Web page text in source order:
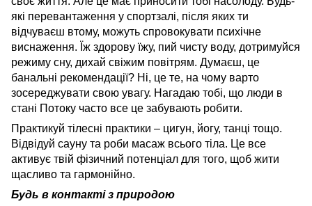
які перевантаження у спортзалі, після яких ти
відчуваєш втому, можуть спровокувати психічне
виснаження. Їж здорову їжу, пий чисту воду, дотримуйся
режиму сну, дихай свіжим повітрям. Думаєш, це
банальні рекомендації? Ні, це те, на чому варто
зосереджувати свою увагу. Нагадаю тобі, що люди в
стані Потоку часто все це забувають робити.
Практикуй тілесні практики – цигун, йогу, танці тощо.
Відвідуй сауну та роби масаж всього тіла. Це все
активує твій фізичний потенціал для того, щоб жити
щасливо та гармонійно.
Будь в контакті з природою